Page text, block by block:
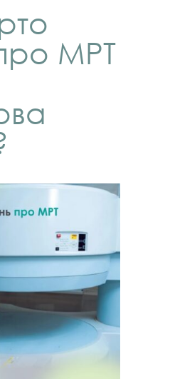
МРТ